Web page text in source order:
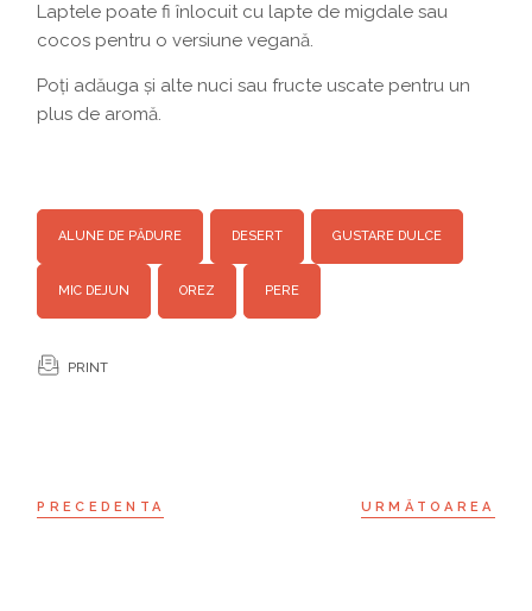
Laptele poate fi înlocuit cu lapte de migdale sau
cocos pentru o versiune vegană.
Poți adăuga și alte nuci sau fructe uscate pentru un
plus de aromă.
ALUNE DE PĂDURE DESERT GUSTARE DULCE
MIC DEJUN OREZ PERE
PRINT
PRECEDENTA URMĂTOAREA